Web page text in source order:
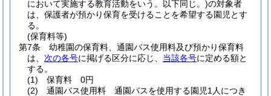
において実施する教育活動をいう。以下同じ。)の対象者
は、保護者が預かり保育を受けることを希望する園児とす
る。
(保育料等)
第7条
幼稚園の保育料、通園バス使用料及び預かり保育料
は、 次の各号に掲げる区分に応じ、 当該各号に定める額と
する。
(1)
保育料 0円
(2)
通園バス使用料 通園バスを使用する園児1人につき